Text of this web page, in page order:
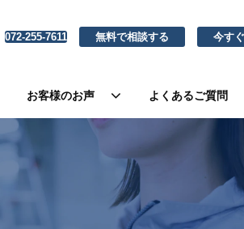
072-255-7611 無料で相談する 今す
お客様のお声 よくあるご質問